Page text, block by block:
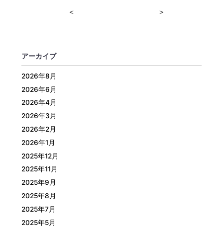
＜ ＞
アーカイブ
2026年8月
2026年6月
2026年4月
2026年3月
2026年2月
2026年1月
2025年12月
2025年11月
2025年9月
2025年8月
2025年7月
2025年5月